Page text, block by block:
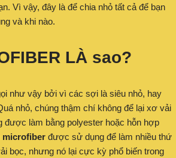
Vì vậy, đây là để chia nhỏ tất cả để bạn
và khi nào.
LÀ sao?
như vậy bởi vì các sợi là siêu nhỏ, hay
nhỏ, chúng thậm chí không để lại xơ vải
được làm bằng polyester hoặc hỗn hợp
microfiber được sử dụng để làm nhiều thứ
bọc, nhưng nó lại cực kỳ phổ biến trong